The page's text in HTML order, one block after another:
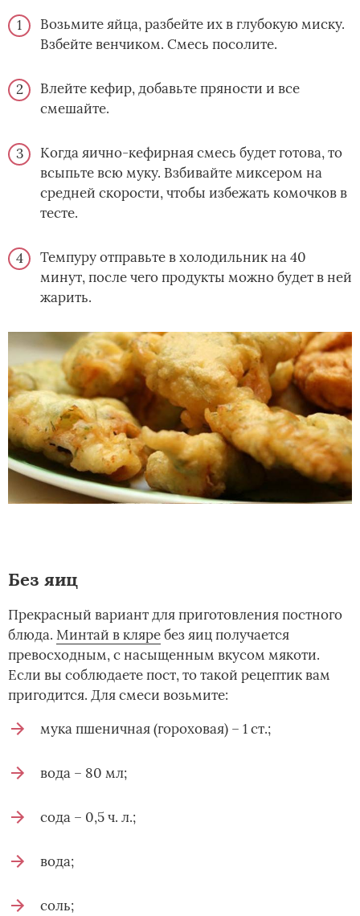
Возьмите яйца, разбейте их в глубокую миску.
Взбейте венчиком. Смесь посолите.
Влейте кефир, добавьте пряности и все
смешайте.
Когда яично-кефирная смесь будет готова, то
всыпьте всю муку. Взбивайте миксером на
средней скорости, чтобы избежать комочков в
тесте.
Темпуру отправьте в холодильник на 40
минут, после чего продукты можно будет в ней
жарить.
Без яиц
Прекрасный вариант для приготовления постного
блюда. Минтай в кляребез яиц получается
превосходным, с насыщенным вкусом мякоти.
Если вы соблюдаете пост, то такой рецептик вам
пригодится. Для смеси возьмите:
мука пшеничная (гороховая) – 1 ст.;
вода – 80 мл;
сода – 0,5 ч. л.;
вода;
соль;